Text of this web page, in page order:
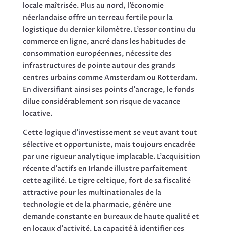
locale maîtrisée. Plus au nord, l’économie
néerlandaise offre un terreau fertile pour la
logistique du dernier kilomètre. L’essor continu du
commerce en ligne, ancré dans les habitudes de
consommation européennes, nécessite des
infrastructures de pointe autour des grands
centres urbains comme Amsterdam ou Rotterdam.
En diversifiant ainsi ses points d’ancrage, le fonds
dilue considérablement son risque de vacance
locative.
Cette logique d’investissement se veut avant tout
sélective et opportuniste, mais toujours encadrée
par une rigueur analytique implacable. L’acquisition
récente d’actifs en Irlande illustre parfaitement
cette agilité. Le tigre celtique, fort de sa fiscalité
attractive pour les multinationales de la
technologie et de la pharmacie, génère une
demande constante en bureaux de haute qualité et
en locaux d’activité. La capacité à identifier ces